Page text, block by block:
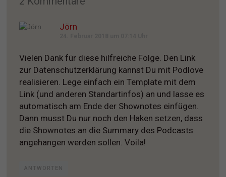
Jörn
Vielen Dank für diese hilfreiche Folge. Den Link
zur Datenschutzerklärung kannst Du mit Podlove
realisieren. Lege einfach ein Template mit dem
Link (und anderen Standartinfos) an und lasse es
automatisch am Ende der Shownotes einfügen.
Dann musst Du nur noch den Haken setzen, dass
die Shownotes an die Summary des Podcasts
angehangen werden sollen. Voila!
ANTWORTEN